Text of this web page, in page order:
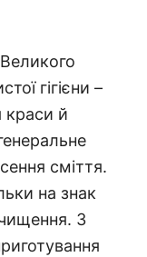
гігієни –
краси й
сміття.
на знак
З